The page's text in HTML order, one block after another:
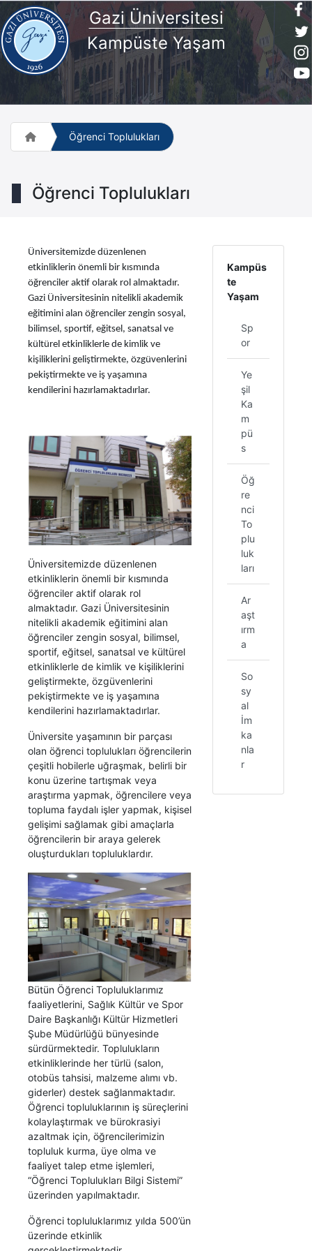
Gazi Üniversitesi
Kampüste Yaşam
Öğrenci Toplulukları
Öğrenci Toplulukları
Üniversitemizde düzenlenen
etkinliklerin önemli bir kısmında
öğrenciler aktif olarak rol almaktadır.
Gazi Üniversitesinin nitelikli akademik
eğitimini alan öğrenciler zengin sosyal,
bilimsel, sportif, eğitsel, sanatsal ve
kültürel etkinliklerle de kimlik ve
kişiliklerini geliştirmekte, özgüvenlerini
pekiştirmekte ve iş yaşamına
kendilerini hazırlamaktadırlar.
Üniversitemizde düzenlenen
etkinliklerin önemli bir kısmında
öğrenciler aktif olarak rol
almaktadır. Gazi Üniversitesinin
nitelikli akademik eğitimini alan
öğrenciler zengin sosyal, bilimsel,
sportif, eğitsel, sanatsal ve kültürel
etkinliklerle de kimlik ve kişiliklerini
geliştirmekte, özgüvenlerini
pekiştirmekte ve iş yaşamına
kendilerini hazırlamaktadırlar.
Üniversite yaşamının bir parçası
olan öğrenci toplulukları öğrencilerin
çeşitli hobilerle uğraşmak, belirli bir
konu üzerine tartışmak veya
araştırma yapmak, öğrencilere veya
topluma faydalı işler yapmak, kişisel
gelişimi sağlamak gibi amaçlarla
öğrencilerin bir araya gelerek
oluşturdukları topluluklardır.
Bütün Öğrenci Topluluklarımız
faaliyetlerini, Sağlık Kültür ve Spor
Daire Başkanlığı Kültür Hizmetleri
Şube Müdürlüğü bünyesinde
sürdürmektedir. Toplulukların
etkinliklerinde her türlü (salon,
otobüs tahsisi, malzeme alımı vb.
giderler) destek sağlanmaktadır.
Öğrenci topluluklarının iş süreçlerini
kolaylaştırmak ve bürokrasiyi
azaltmak için, öğrencilerimizin
topluluk kurma, üye olma ve
faaliyet talep etme işlemleri,
“Öğrenci Toplulukları Bilgi Sistemi”
üzerinden yapılmaktadır.
Öğrenci topluluklarımız yılda 500’ün
üzerinde etkinlik
Kampüs
te
Yaşam
Sp
or
Ye
şil
Ka
m
pü
s
Öğ
re
nci
To
plu
luk
ları
Ar
aşt
ırm
a
So
sy
al
İm
ka
nla
r